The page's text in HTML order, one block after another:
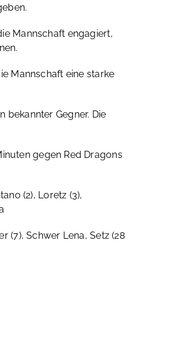
Mannschaft engagiert,
Mannschaft eine starke
bekannter Gegner. Die
gegen Red Dragons
(2), Loretz (3),
(7), Schwer Lena, Setz (28